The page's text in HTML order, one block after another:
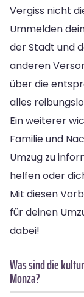
Vergiss nicht
Ummelden
der Stadt und
anderen
über die
alles
Ein weiterer
Familie und
Umzug zu
helfen oder
Mit diesen
für deinen
dabei!
Was sind die
Monza?